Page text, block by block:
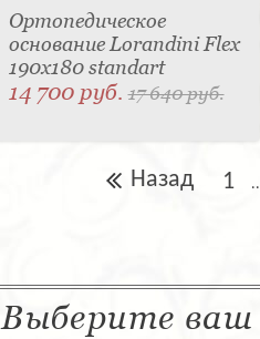
Ортопедическое
основание Lorandini Flex
190x180 standart
14 700 руб.17 640 руб.
Назад 1
Выберите